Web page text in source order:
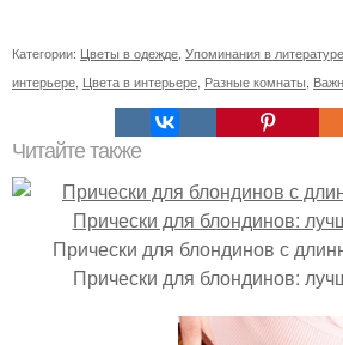
Категории: Цветы в одежде Упоминания в литературе
интерьере Цвета в интерьере Разные комнаты
Читайте также
Прически для блондинов с
Прически для блондинов: